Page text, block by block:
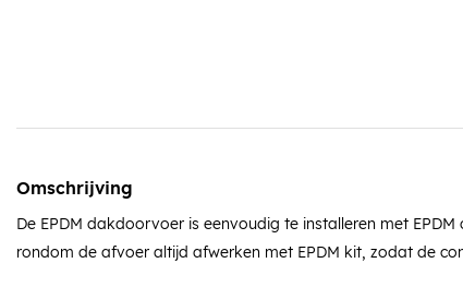
Omschrijving
De EPDM dakdoorvoer is eenvoudig te installeren met EPDM
rondom de afvoer altijd afwerken met EPDM kit, zodat de